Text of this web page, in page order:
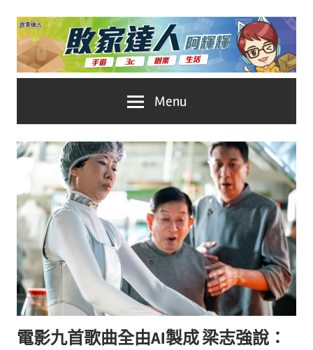
Skip
content
家
達
人
推
薦
No.1
遊
戲
技
自
體。
Menu
電影九首歌曲全由AI製成 梁志強說：